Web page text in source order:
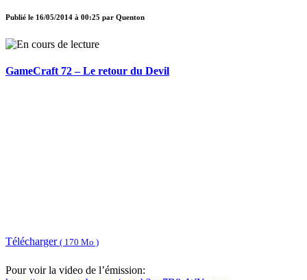
Publié le 16/05/2014 à 00:25 par Quenton
GameCraft 72 – Le retour du Devil
Télécharger ( 170 Mo )
Pour voir la video de l’émission: